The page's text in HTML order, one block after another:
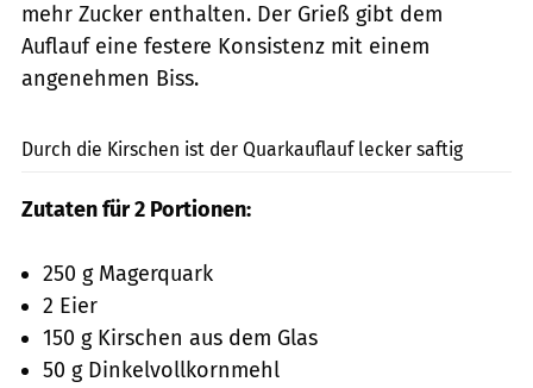
mehr Zucker enthalten. Der Grieß gibt dem
Auflauf eine festere Konsistenz mit einem
angenehmen Biss.
Durch die Kirschen ist der Quarkauflauf lecker saftig
Zutaten für 2 Portionen:
250 g Magerquark
2 Eier
150 g Kirschen aus dem Glas
50 g Dinkelvollkornmehl